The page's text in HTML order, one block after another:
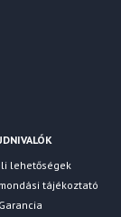
lehetőségek
tájékoztató
Garancia